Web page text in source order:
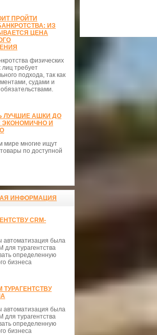
ПРОЙТИ
ИЗ
ЦЕНА
физических
лиц требует
подхода, так как
судами и
ЛУЧШИЕ АШКИ ДО
ЭКОНОМИЧНО И
мире многие ищут
по доступной
ИНФОРМАЦИЯ
CRM-
автоматизация была
турагентства
определенную
бизнеса
ТУРАГЕНТСТВУ
автоматизация была
турагентства
определенную
бизнеса